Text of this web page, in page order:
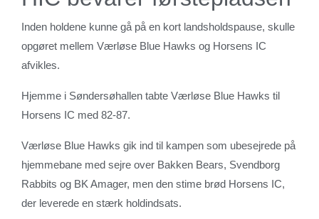
Inden holdene kunne gå på en kort landsholdspause, skulle
opgøret mellem Værløse Blue Hawks og Horsens IC
afvikles.
Hjemme i Søndersøhallen tabte Værløse Blue Hawks til
Horsens IC med 82-87.
Værløse Blue Hawks gik ind til kampen som ubesejrede på
hjemmebane med sejre over Bakken Bears, Svendborg
Rabbits og BK Amager, men den stime brød Horsens IC,
der leverede en stærk holdindsats.